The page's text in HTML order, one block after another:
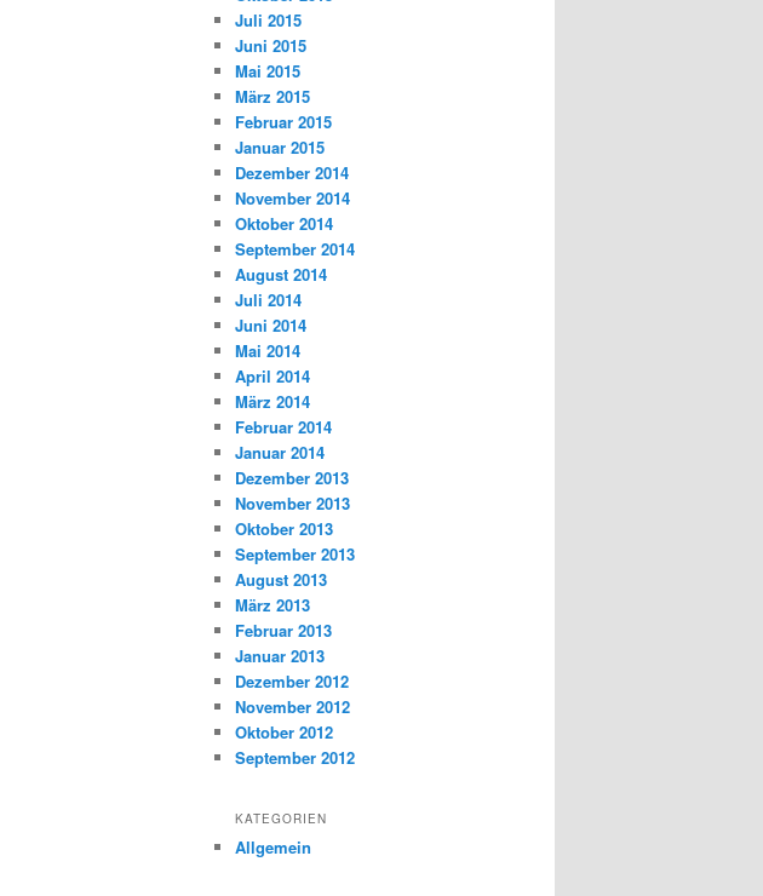
Juli 2015
Juni 2015
Mai 2015
März 2015
Februar 2015
Januar 2015
Dezember 2014
November 2014
Oktober 2014
September 2014
August 2014
Juli 2014
Juni 2014
Mai 2014
April 2014
März 2014
Februar 2014
Januar 2014
Dezember 2013
November 2013
Oktober 2013
September 2013
August 2013
März 2013
Februar 2013
Januar 2013
Dezember 2012
November 2012
Oktober 2012
September 2012
KATEGORIEN
Allgemein